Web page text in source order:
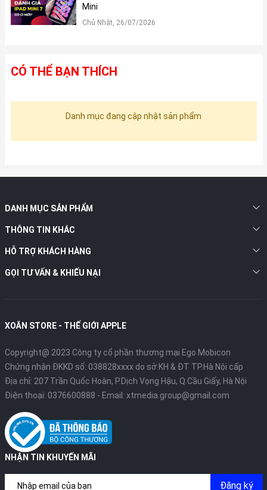
Mini
Chủ Nhật, 26/07/2026
CÓ THỂ BẠN THÍCH
Danh mục đang cập nhật sản phẩm
DANH MỤC SẢN PHẨM
THÔNG TIN KHÁC
HỖ TRỢ KHÁCH HÀNG
GỌI TƯ VẤN & KHIẾU NẠI
XOĂN STORE - THẾ GIỚI APPLE
Copyright@ 2023 Công ty cổ phần thương mại Ego Mobicon
Chứng nhận ĐKKD số: 038828xxxx do sở KH & ĐT TP.Hà Nội cấp
Địa chỉ: 207 Trần Quốc Hoàn, P.Dịch Vọng Hậu, Q.Cầu Giấy, Hà Nội
Điện thoại: 0376600888 - Email: xtmedia.group@gmail.com
NHẬN TIN KHUYẾN MÃI
Đăng ký